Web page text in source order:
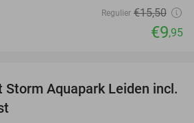
Regulier €15,50
€9,95
38%
Storm Aquapark Leiden incl.